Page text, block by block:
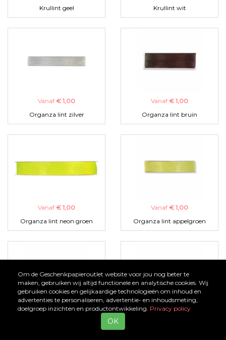
Krullint geel
Krullint wit
Vanaf € 1,00
Organza lint zilver
Vanaf € 1,00
Organza lint bruin
Vanaf € 1,00
Organza lint neon groen
Vanaf € 1,00
Organza lint appelgroen
Vanaf Vanaf€ 1,00
Om de Geschenkpapieroutlet website voor jou nog beter te
maken, gebruiken wij altijd functionele en analytische cookies. Wij
gebruiken cookies en gelijkaardige technologieën om inhoud en
advertenties te personaliseren, advertentie- en inhoudsmeting,
doelgroep inzichten en productontwikkeling. Privacy policy
OK